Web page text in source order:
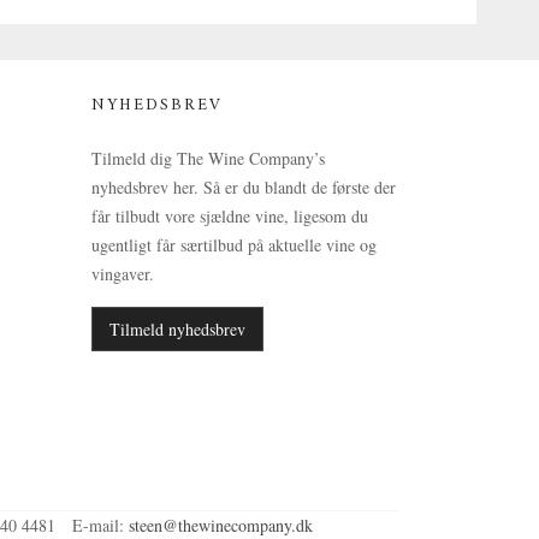
NYHEDSBREV
Tilmeld dig The Wine Company’s
nyhedsbrev her. Så er du blandt de første der
får tilbudt vore sjældne vine, ligesom du
ugentligt får særtilbud på aktuelle vine og
vingaver.
Tilmeld nyhedsbrev
4481 E-mail: steen@thewinecompany.dk